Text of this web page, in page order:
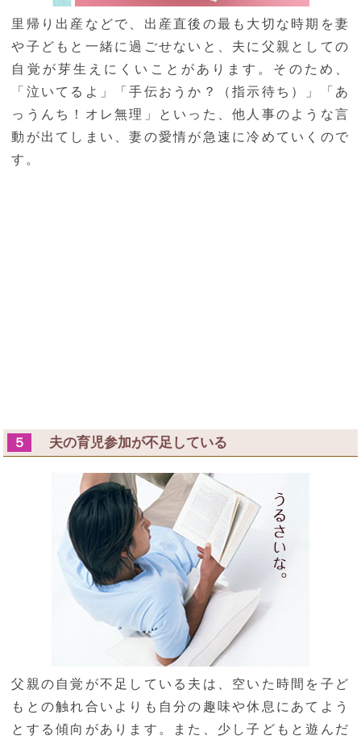
里帰り出産などで、出産直後の最も大切な時期を妻
や子どもと一緒に過ごせないと、夫に父親としての
自覚が芽生えにくいことがあります。そのため、
「泣いてるよ」「手伝おうか？（指示待ち）」「あ
っうんち！オレ無理」といった、他人事のような言
動が出てしまい、妻の愛情が急速に冷めていくので
す。
５ 夫の育児参加が不足している
父親の自覚が不足している夫は、空いた時間を子ど
もとの触れ合いよりも自分の趣味や休息にあてよう
とする傾向があります。また、少し子どもと遊んだ